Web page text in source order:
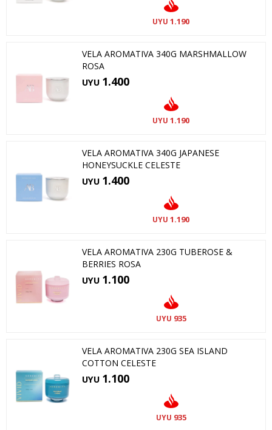
UYU 1.190
VELA AROMATIVA 340G MARSHMALLOW
ROSA
UYU 1.400
UYU 1.190
VELA AROMATIVA 340G JAPANESE
HONEYSUCKLE CELESTE
UYU 1.400
UYU 1.190
VELA AROMATIVA 230G TUBEROSE &
BERRIES ROSA
UYU 1.100
UYU 935
VELA AROMATIVA 230G SEA ISLAND
COTTON CELESTE
UYU 1.100
UYU 935